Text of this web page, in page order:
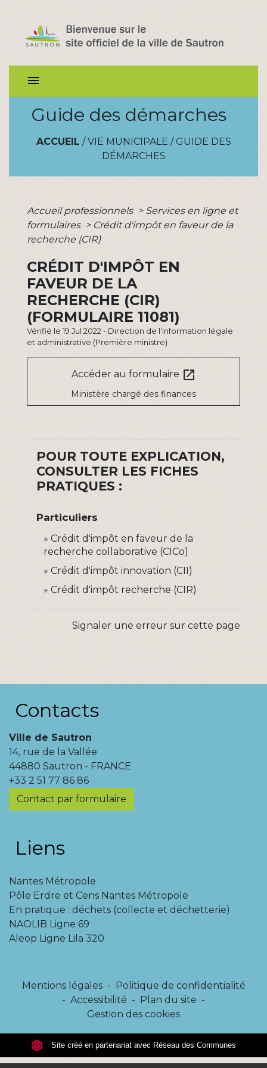
menu
Guide des démarches
ACCUEIL / VIE MUNICIPALE / GUIDE DES
DÉMARCHES
Accueil professionnels > Services en ligne et
formulaires > Crédit d'impôt en faveur de la
recherche (CIR)
CRÉDIT D'IMPÔT EN
FAVEUR DE LA
RECHERCHE (CIR)
(FORMULAIRE 11081)
Vérifié le 19 Jul 2022 - Direction de l'information légale
et administrative (Première ministre)
Accéder au formulaire open_in_new
Ministère chargé des finances
POUR TOUTE EXPLICATION,
CONSULTER LES FICHES
PRATIQUES :
Particuliers
Crédit d'impôt en faveur de la
recherche collaborative (CICo)
Crédit d'impôt innovation (CII)
Crédit d'impôt recherche (CIR)
Signaler une erreur sur cette page
Contacts
Ville de Sautron
14, rue de la Vallée
44880 Sautron - FRANCE
+33 2 51 77 86 86
Contact par formulaire
Liens
Nantes Métropole
Pôle Erdre et Cens Nantes Métropole
En pratique : déchets (collecte et déchetterie)
NAOLIB Ligne 69
Aleop Ligne Lila 320
Mentions légales -
Politique de confidentialité
- Accessibilité - Plan du site -
Gestion des cookies
Site créé en partenariat avec Réseau des Communes